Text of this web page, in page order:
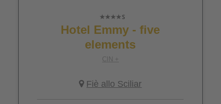
Hotel Emmy - five
elements
CIN +
Fiè allo Sciliar